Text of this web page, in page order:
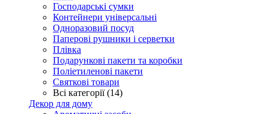
Господарські сумки
Контейнери універсальні
Одноразовий посуд
Паперові рушники і серветки
Плівка
Подарункові пакети та коробки
Поліетиленові пакети
Святкові товари
Всі категорії (14)
Декор для дому